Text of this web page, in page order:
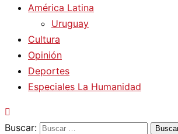
América Latina
Uruguay
Cultura
Opinión
Deportes
Especiales La Humanidad
Buscar: